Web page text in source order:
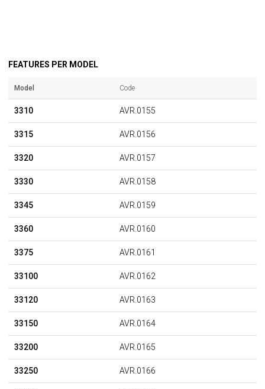
FEATURES PER MODEL
Model Code
3310 AVR.0155
3315 AVR.0156
3320 AVR.0157
3330 AVR.0158
3345 AVR.0159
3360 AVR.0160
3375 AVR.0161
33100 AVR.0162
33120 AVR.0163
33150 AVR.0164
33200 AVR.0165
33250 AVR.0166